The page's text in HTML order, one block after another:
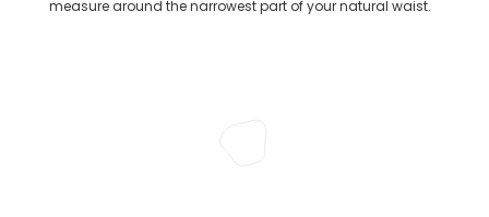
measure around the narrowest part of your natural waist.